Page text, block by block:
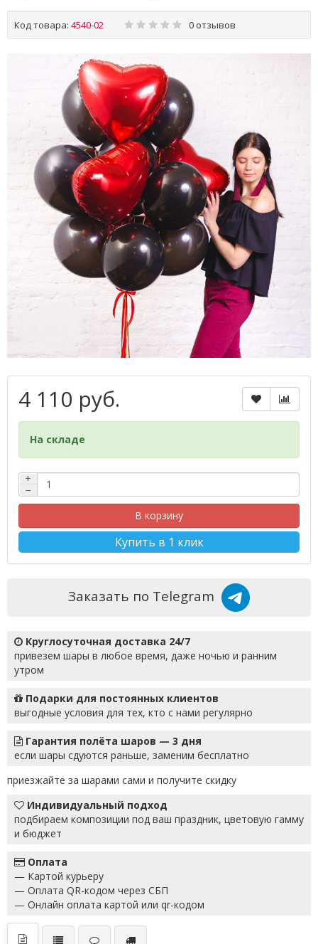
Код товара: 4540-02 0 отзывов
4 110 руб.
На складе
+
−
В корзину
Купить в 1 клик
Заказать по Telegram
Круглосуточная доставка 24/7
привезем шары в любое время, даже ночью и ранним
утром
Подарки для постоянных клиентов
выгодные условия для тех, кто с нами регулярно
Гарантия полёта шаров — 3 дня
если шары сдуются раньше, заменим бесплатно
приезжайте за шарами сами и получите скидку
Индивидуальный подход
подбираем композиции под ваш праздник, цветовую гамму
и бюджет
Оплата
— Картой курьеру
— Оплата QR-кодом через СБП
— Онлайн оплата картой или qr-кодом